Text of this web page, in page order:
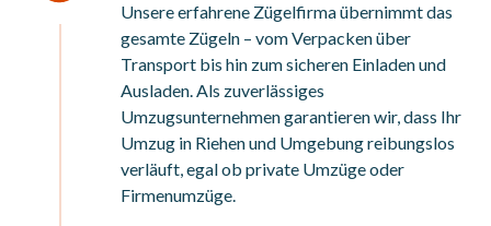
Unsere erfahrene Zügelfirma übernimmt das
gesamte Zügeln – vom Verpacken über
Transport bis hin zum sicheren Einladen und
Ausladen. Als zuverlässiges
Umzugsunternehmen garantieren wir, dass Ihr
Umzug in Riehen und Umgebung reibungslos
verläuft, egal ob private Umzüge oder
Firmenumzüge.